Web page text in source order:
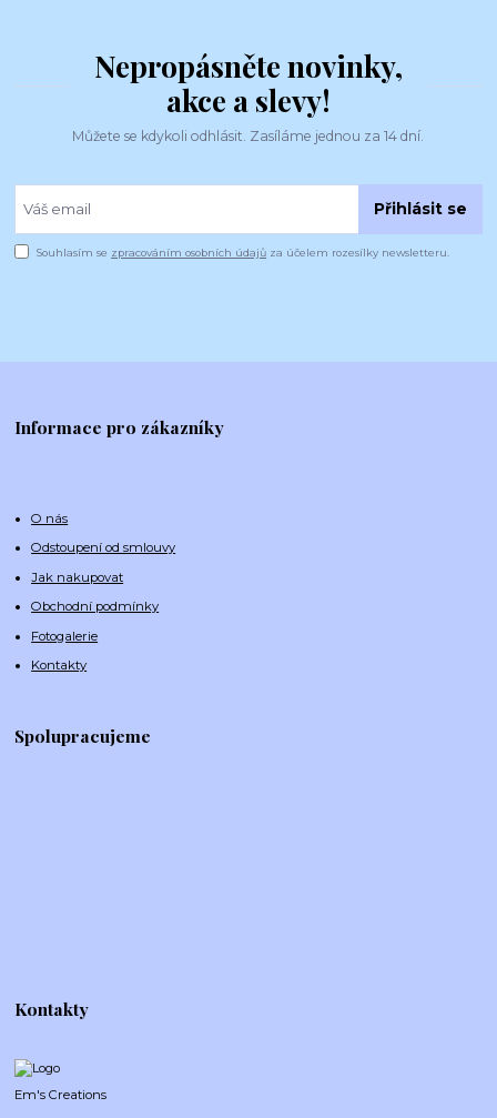
Nepropásněte novinky,
akce a slevy!
Můžete se kdykoli odhlásit. Zasíláme jednou za 14 dní.
Přihlásit se
Souhlasím se zpracováním osobních údajů za účelem rozesílky newsletteru.
Informace pro zákazníky
O nás
Odstoupení od smlouvy
Jak nakupovat
Obchodní podmínky
Fotogalerie
Kontakty
Spolupracujeme
Kontakty
Em's Creations